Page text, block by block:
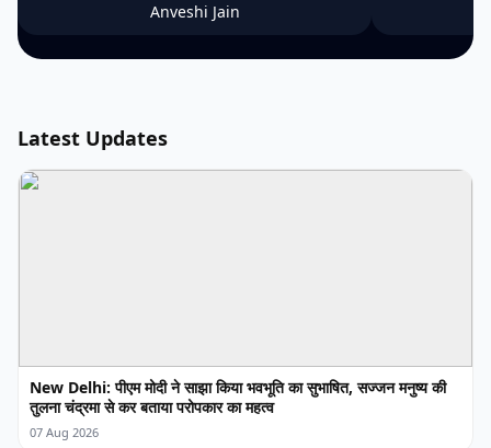
Anveshi Jain
Latest Updates
New Delhi: पीएम मोदी ने साझा किया भवभूति का सुभाषित, सज्जन मनुष्य की
तुलना चंद्रमा से कर बताया परोपकार का महत्व
07 Aug 2026